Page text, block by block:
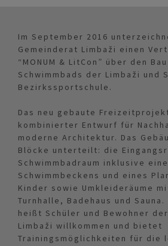
Im September 2016
Gemeinderat Limbaži einen
“MONUM & LitCon” über den
Schwimmbads der Limbaži und
Bezirkssportschule.
Das neu gebaute
kombinierter Entwurf für
moderne Architektur. Das
Blöcke unterteilt: die
Schwimmbadraum inklusive
Schwimmbeckens und eines
Kinder sowie Umkleideräume
Turnhalle, Badehaus und Sauna.
heißt Schüler und Bewohner
Limbaži willkommen und bietet
Trainingsmöglichkeiten für die